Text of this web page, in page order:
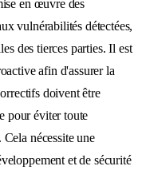
en œuvre des
vulnérabilités détectées,
des tierces parties. Il est
afin d'assurer la
doivent être
pour éviter toute
nécessite une
et de sécurité